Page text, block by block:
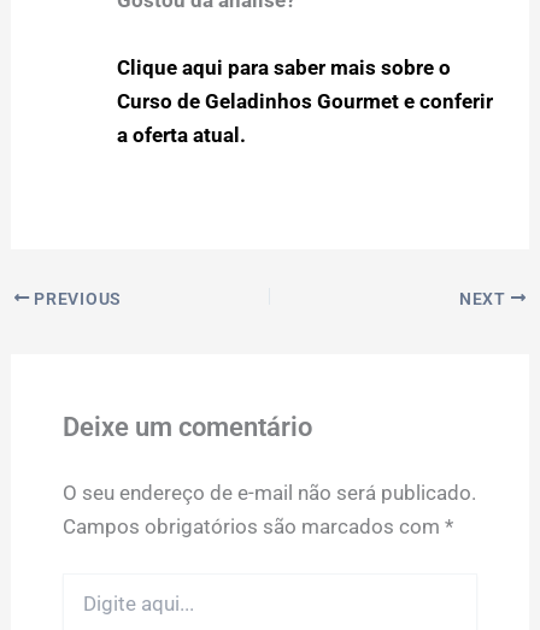
Clique aqui para saber mais sobre o
Curso de Geladinhos Gourmet e conferir
a oferta atual.
PREVIOUS NEXT
Deixe um comentário
O seu endereço de e-mail não será publicado.
Campos obrigatórios são marcados com *
aqui...